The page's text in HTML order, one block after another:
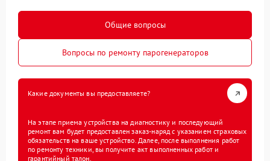
Общие вопросы
Вопросы по ремонту парогенераторов
Какие документы вы предоставляете?
На этапе приема устройства на диагностику и последующий
ремонт вам будет предоставлен заказ-наряд с указанием страховых
обязательств на ваше устройство. Далее, после выполнения работ
по ремонту техники, вы получите акт выполненных работ и
гарантийный талон.